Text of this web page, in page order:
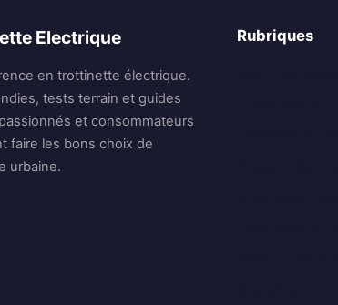
Electrique
en trottinette électrique.
tests terrain et guides
et consommateurs
faire les bons choix de
urbaine.
Rubriques